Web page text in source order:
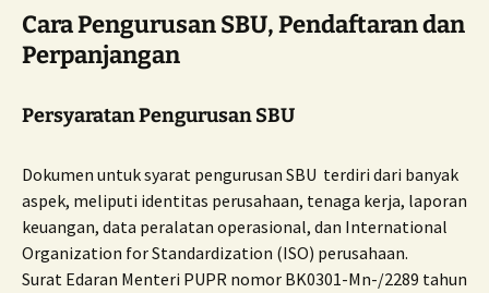
Cara Pengurusan SBU, Pendaftaran dan
Perpanjangan
Persyaratan Pengurusan SBU
Dokumen untuk syarat pengurusan SBU terdiri dari banyak
aspek, meliputi identitas perusahaan, tenaga kerja, laporan
keuangan, data peralatan operasional, dan International
Organization for Standardization (ISO) perusahaan.
Surat Edaran Menteri PUPR nomor BK0301-Mn-/2289 tahun